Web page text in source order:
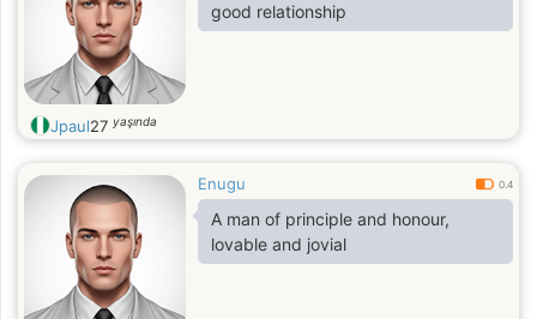
good relationship
Jpaul27 yaşında
Enugu 0.4
A man of principle and honour,
lovable and jovial